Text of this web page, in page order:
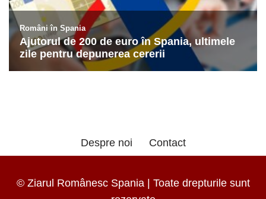
Despre noi Contact
© Ziarul Românesc Spania | Toate drepturile sunt